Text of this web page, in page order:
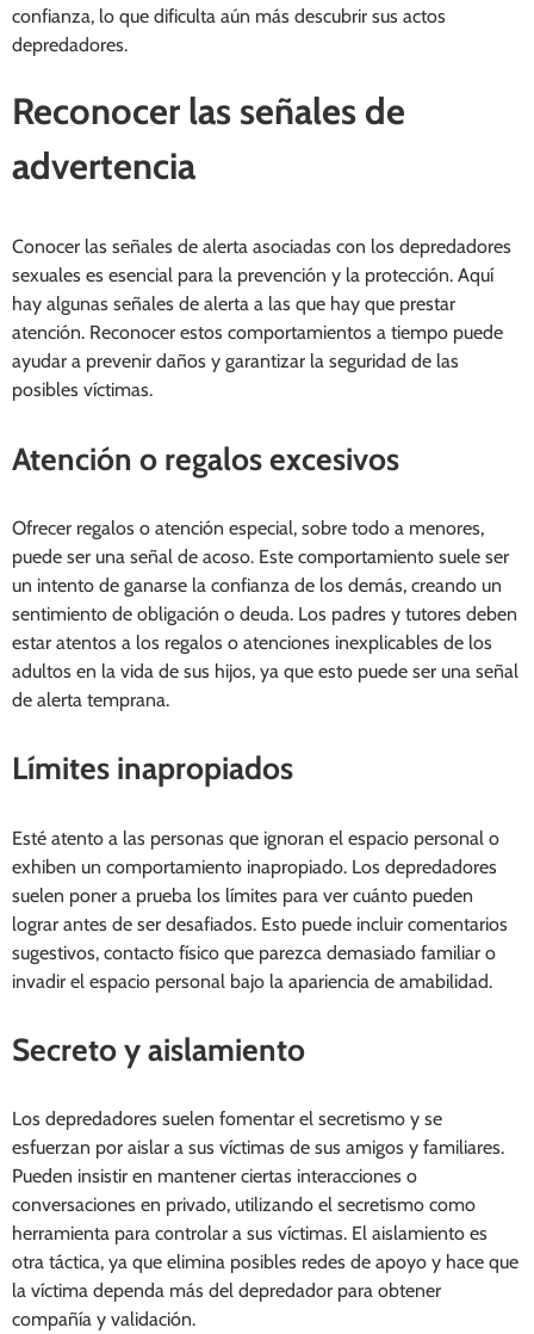
confianza, lo que dificulta aún más descubrir sus actos
depredadores.
Reconocer las señales de
advertencia
Conocer las señales de alerta asociadas con los depredadores
sexuales es esencial para la prevención y la protección. Aquí
hay algunas señales de alerta a las que hay que prestar
atención. Reconocer estos comportamientos a tiempo puede
ayudar a prevenir daños y garantizar la seguridad de las
posibles víctimas.
Atención o regalos excesivos
Ofrecer regalos o atención especial, sobre todo a menores,
puede ser una señal de acoso. Este comportamiento suele ser
un intento de ganarse la confianza de los demás, creando un
sentimiento de obligación o deuda. Los padres y tutores deben
estar atentos a los regalos o atenciones inexplicables de los
adultos en la vida de sus hijos, ya que esto puede ser una señal
de alerta temprana.
Límites inapropiados
Esté atento a las personas que ignoran el espacio personal o
exhiben un comportamiento inapropiado. Los depredadores
suelen poner a prueba los límites para ver cuánto pueden
lograr antes de ser desafiados. Esto puede incluir comentarios
sugestivos, contacto físico que parezca demasiado familiar o
invadir el espacio personal bajo la apariencia de amabilidad.
Secreto y aislamiento
Los depredadores suelen fomentar el secretismo y se
esfuerzan por aislar a sus víctimas de sus amigos y familiares.
Pueden insistir en mantener ciertas interacciones o
conversaciones en privado, utilizando el secretismo como
herramienta para controlar a sus víctimas. El aislamiento es
otra táctica, ya que elimina posibles redes de apoyo y hace que
la víctima dependa más del depredador para obtener
compañía y validación.